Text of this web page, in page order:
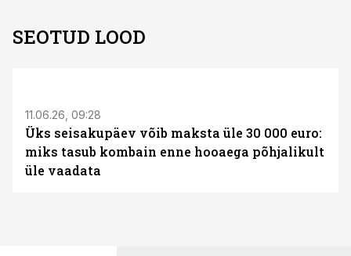
SEOTUD LOOD
11.06.26, 09:28
Üks seisakupäev võib maksta üle 30 000 euro:
miks tasub kombain enne hooaega põhjalikult
üle vaadata